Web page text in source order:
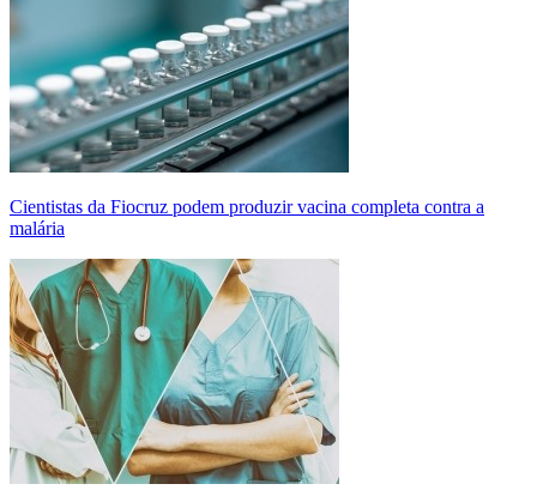
Cientistas da Fiocruz podem produzir vacina completa contra a
malária